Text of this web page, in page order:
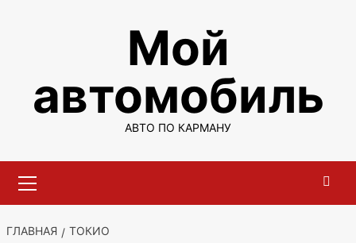
Мой
автомобиль
АВТО ПО КАРМАНУ
меню
ГЛАВНАЯ ТОКИО